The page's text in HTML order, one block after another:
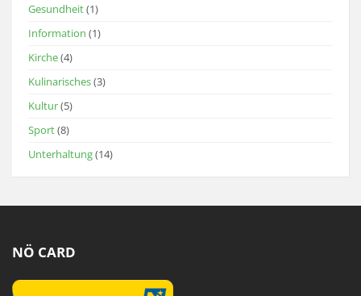
Gesundheit(1)
Information (1)
Kirche(4)
Kulinarisches(3)
Kultur(5)
Sport(8)
Unterhaltung(14)
NÖ CARD